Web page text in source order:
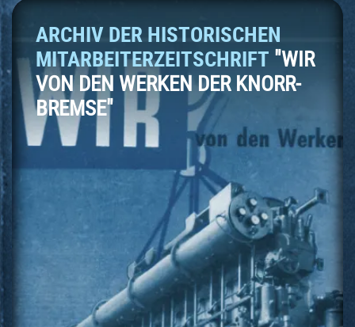
ARCHIV DER HISTORISCHEN
MITARBEITERZEITSCHRIFT "WIR
VON DEN WERKEN DER KNORR-
BREMSE"